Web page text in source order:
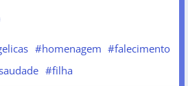
#homenagem #falecimento
#filha